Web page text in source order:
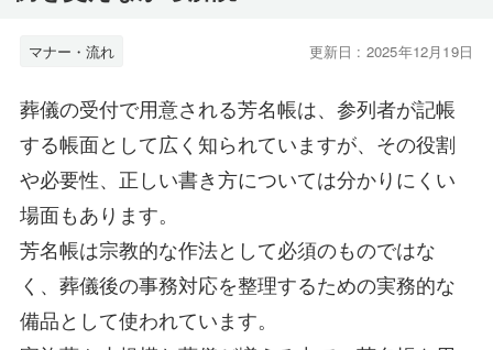
マナー・流れ 更新日 : 2025年12月19日
葬儀の受付で用意される芳名帳は、参列者が記帳
する帳面として広く知られていますが、その役割
や必要性、正しい書き方については分かりにくい
場面もあります。
芳名帳は宗教的な作法として必須のものではな
く、葬儀後の事務対応を整理するための実務的な
備品として使われています。